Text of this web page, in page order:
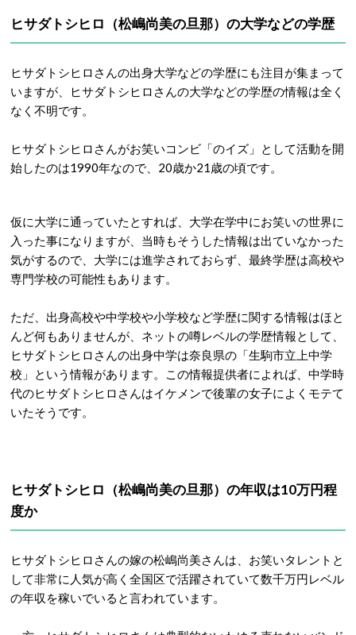
ヒサダトシヒロ（松嶋尚美の旦那）の大学などの学歴
ヒサダトシヒロさんの出身大学などの学歴にも注目が集まって
いますが、ヒサダトシヒロさんの大学などの学歴の情報は全く
なく不明です。
ヒサダトシヒロさんがお笑いコンビ「のイズ」として活動を開
始したのは1990年なので、20歳か21歳の頃です。
仮に大学に通っていたとすれば、大学在学中にお笑いの世界に
入った事になりますが、当時もそうした情報は出ていなかった
気がするので、大学には進学されておらず、最終学歴は高校や
専門学校の可能性もあります。
ただ、出身高校や中学校や小学校など学歴に関する情報はほと
んど何もありませんが、ネットの噂レベルの学歴情報として、
ヒサダトシヒロさんの出身中学は奈良県の「生駒市立上中学
校」という情報があります。この情報提供者によれば、中学時
代のヒサダトシヒロさんはイケメンで後輩の女子によくモテて
いたそうです。
ヒサダトシヒロ（松嶋尚美の旦那）の年収は10万円程
度か
ヒサダトシヒロさんの嫁の松嶋尚美さんは、お笑いタレントと
して非常に人気が高く全国区で活躍されていて数千万円レベル
の年収を稼いでいると言われています。